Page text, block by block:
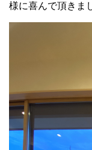
様に喜んで頂きま